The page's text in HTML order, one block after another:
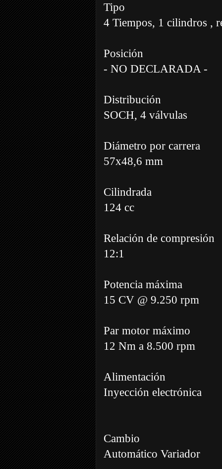
Tipo
4 Tiempos, 1 cilindros ,
Posición
- NO DECLARADA -
Distribución
SOCH, 4 válvulas
Diámetro por carrera
57x48,6 mm
Cilindrada
124 cc
Relación de compresión
12:1
Potencia máxima
15 CV @ 9.250 rpm
Par motor máximo
12 Nm a 8.500 rpm
Alimentación
Inyección electrónica
Cambio
Automático Variador